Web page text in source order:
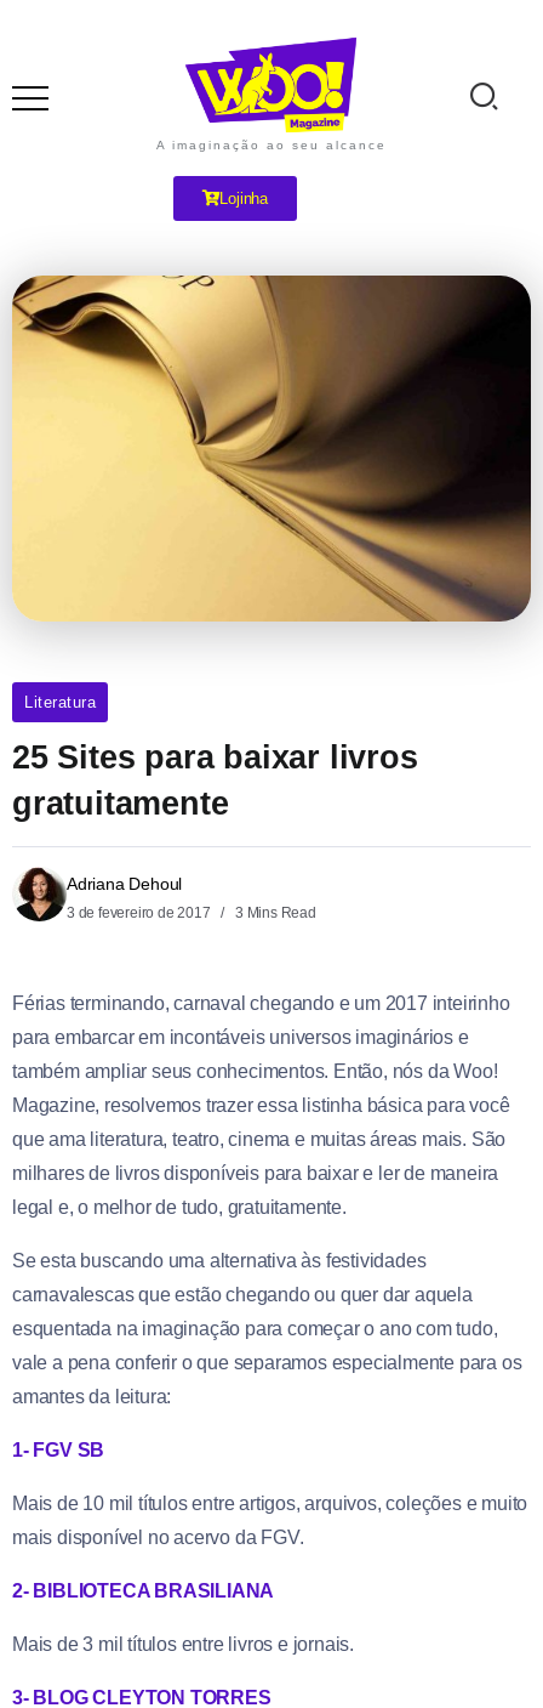
A imaginação ao seu alcance
Lojinha
Literatura
25 Sites para baixar livros
gratuitamente
Adriana Dehoul
3 de fevereiro de 2017 3 Mins Read
Férias terminando, carnaval chegando e um 2017 inteirinho
para embarcar em incontáveis universos imaginários e
também ampliar seus conhecimentos. Então, nós da Woo!
Magazine, resolvemos trazer essa listinha básica para você
que ama literatura, teatro, cinema e muitas áreas mais. São
milhares de livros disponíveis para baixar e ler de maneira
legal e, o melhor de tudo, gratuitamente.
Se esta buscando uma alternativa às festividades
carnavalescas que estão chegando ou quer dar aquela
esquentada na imaginação para começar o ano com tudo,
vale a pena conferir o que separamos especialmente para os
amantes da leitura:
1- FGV SB
Mais de 10 mil títulos entre artigos, arquivos, coleções e muito
mais disponível no acervo da FGV.
2- BIBLIOTECA BRASILIANA
Mais de 3 mil títulos entre livros e jornais.
3- BLOG CLEYTON TORRES